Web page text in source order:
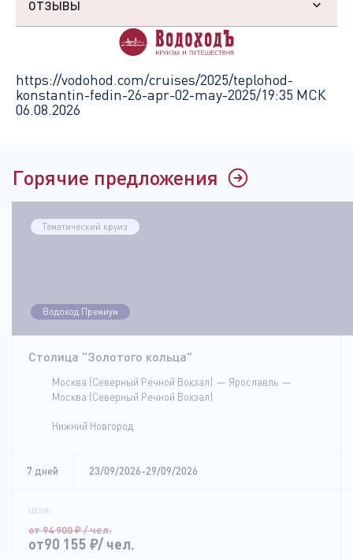
ОТЗЫВЫ
https://vodohod.com/cruises/2025/teplohod-
konstantin-fedin-26-apr-02-may-2025/19:35 МСК
06.08.2026
Горячие предложения
Тематический круиз
Водоход.Премиум
Столица "Золотого кольца"
Москва (Северный Речной Вокзал)
Ярославль
Москва (Северный Речной Вокзал)
Нижний Новгород
7 дней 23/09/2026-29/09/2026
ЦЕНА:
от 94 900₽/ чел.
от90 155 ₽/ чел.